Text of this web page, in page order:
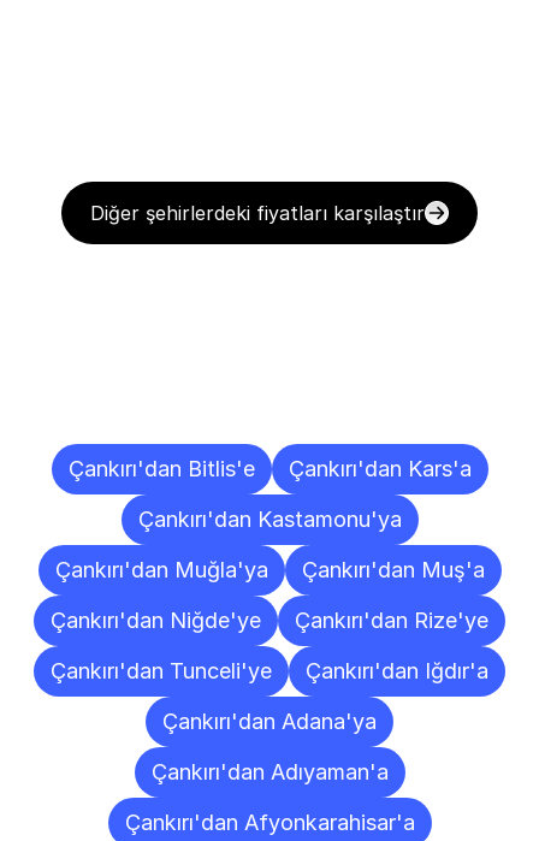
Diğer şehirlerdeki fiyatları karşılaştır
Çankırı'dan Bitlis'e
Çankırı'dan Kars'a
Çankırı'dan Kastamonu'ya
Çankırı'dan Muğla'ya
Çankırı'dan Muş'a
Çankırı'dan Niğde'ye
Çankırı'dan Rize'ye
Çankırı'dan Tunceli'ye
Çankırı'dan Iğdır'a
Çankırı'dan Adana'ya
Çankırı'dan Adıyaman'a
Çankırı'dan Afyonkarahisar'a